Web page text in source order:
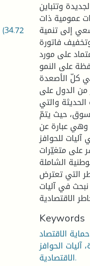
(34.72
وتتباين
عمومية ذات
إلى تنمية
فاتورة
على مورد
على النمو
كلّ الأصعدة.
من الدول على
والتي
حيث يتمّ
وهي عبارة عن
للحوافز
على متغيّرات
الشاملة.
التي تعترض
في آليات
Keywords
الاقتصاد
الحوافز
الاقتصادية.